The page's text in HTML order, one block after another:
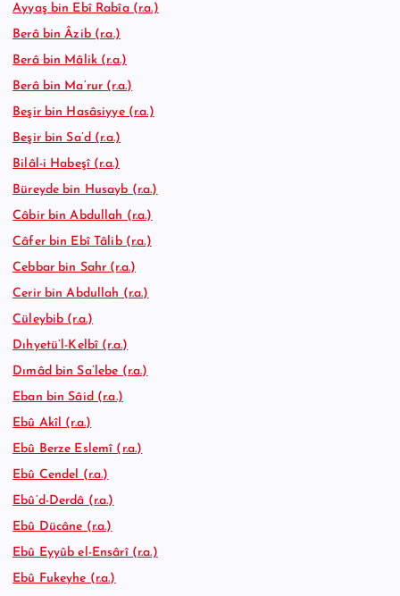
Ayyaş bin Ebî Rabîa (r.a.)
Berâ bin Âzib (r.a.)
Berâ bin Mâlik (r.a.)
Berâ bin Ma’rur (r.a.)
Beşir bin Hasâsiyye (r.a.)
Beşir bin Sa’d (r.a.)
Bilâl-i Habeşî (r.a.)
Büreyde bin Husayb (r.a.)
Câbir bin Abdullah (r.a.)
Câfer bin Ebî Tâlib (r.a.)
Cebbar bin Sahr (r.a.)
Cerir bin Abdullah (r.a.)
Cüleybib (r.a.)
Dıhyetü’l-Kelbî (r.a.)
Dımâd bin Sa’lebe (r.a.)
Eban bin Sâid (r.a.)
Ebû Akîl (r.a.)
Ebû Berze Eslemî (r.a.)
Ebû Cendel (r.a.)
Ebû’d-Derdâ (r.a.)
Ebû Dücâne (r.a.)
Ebû Eyyûb el-Ensârî (r.a.)
Ebû Fukeyhe (r.a.)